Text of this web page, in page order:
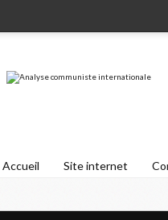
Accueil Site internet